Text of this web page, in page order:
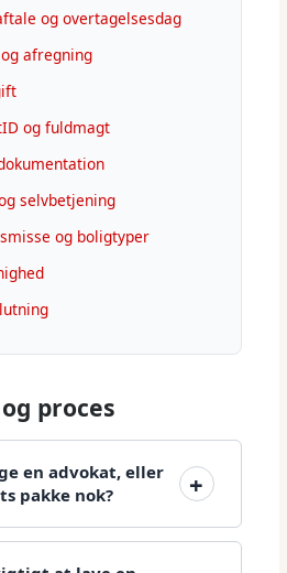
og overtagelsesdag
afregning
og fuldmagt
selvbetjening
og boligtyper
proces
en advokat, eller
pakke nok?